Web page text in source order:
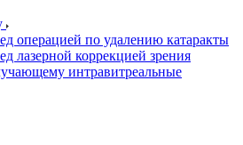
операцией по удалению катаракты
лазерной коррекцией зрения
интравитреальные